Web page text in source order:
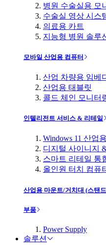
병원 수술실용 모
수술실 영상 시스
의료용 카트
지능형 병원 솔루
모바일 산업용 컴퓨터
산업 차량용 임베
산업용 태블릿
콜드 체인 모니터
인텔리전트 서비스 & 리테일
Windows 11 산업
디지털 사이니지
스마트 리테일 통
올인원 터치 컴퓨
산업용 마운트/거치대 (스탠
부품
Power Supply
솔루션